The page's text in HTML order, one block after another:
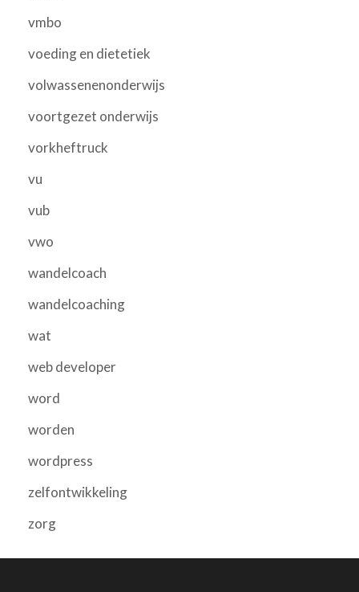
vmbo
voeding en dietetiek
volwassenenonderwijs
voortgezet onderwijs
vorkheftruck
vu
vub
vwo
wandelcoach
wandelcoaching
wat
web developer
word
worden
wordpress
zelfontwikkeling
zorg